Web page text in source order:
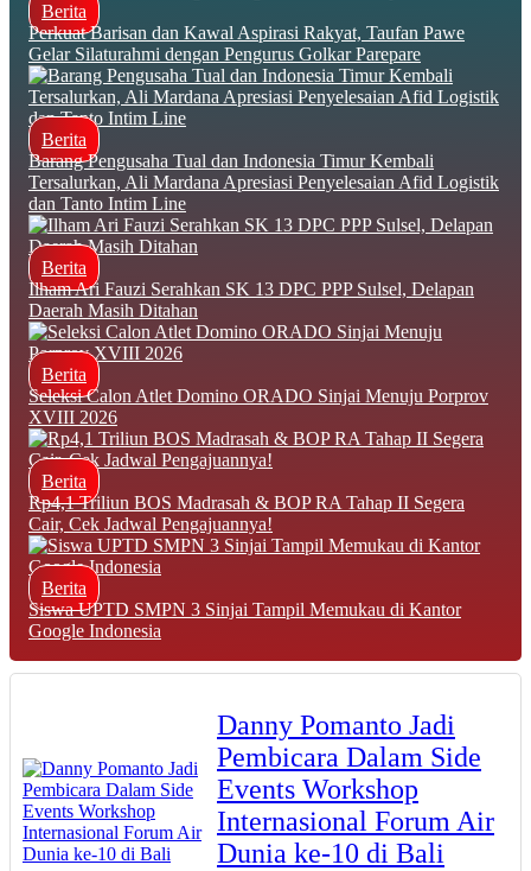
Berita
Perkuat Barisan dan Kawal Aspirasi Rakyat, Taufan Pawe
Gelar Silaturahmi dengan Pengurus Golkar Parepare
Berita
Barang Pengusaha Tual dan Indonesia Timur Kembali
Tersalurkan, Ali Mardana Apresiasi Penyelesaian Afid Logistik
dan Tanto Intim Line
Berita
Ilham Ari Fauzi Serahkan SK 13 DPC PPP Sulsel, Delapan
Daerah Masih Ditahan
Berita
Seleksi Calon Atlet Domino ORADO Sinjai Menuju Porprov
XVIII 2026
Berita
Rp4,1 Triliun BOS Madrasah & BOP RA Tahap II Segera
Cair, Cek Jadwal Pengajuannya!
Berita
Siswa UPTD SMPN 3 Sinjai Tampil Memukau di Kantor
Google Indonesia
Danny Pomanto Jadi
Pembicara Dalam Side
Events Workshop
Internasional Forum Air
Dunia ke-10 di Bali